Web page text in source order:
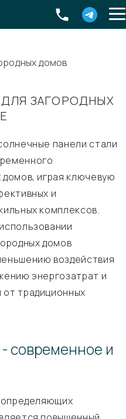
домов
ЗАГОРОДНЫХ
панели стали
играя ключевую
и
комплексов.
домов
воздействия
энергозатрат и
традиционных
современное и
определяющих
Екатеринбург ,